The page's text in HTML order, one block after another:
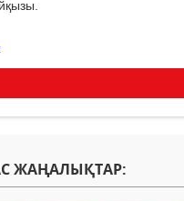
ЖАҢАЛЫҚТАР: